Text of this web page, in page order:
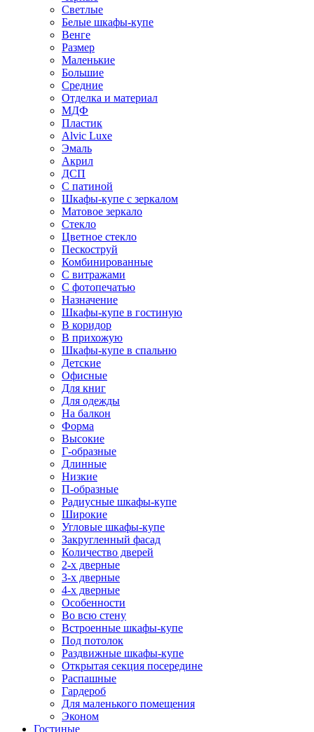
Светлые
Белые шкафы-купе
Венге
Размер
Маленькие
Большие
Средние
Отделка и материал
МДФ
Пластик
Alvic Luxe
Эмаль
Акрил
ДСП
С патиной
Шкафы-купе с зеркалом
Матовое зеркало
Стекло
Цветное стекло
Пескоструй
Комбинированные
С витражами
С фотопечатью
Назначение
Шкафы-купе в гостиную
В коридор
В прихожую
Шкафы-купе в спальню
Детские
Офисные
Для книг
Для одежды
На балкон
Форма
Высокие
Г-образные
Длинные
Низкие
П-образные
Радиусные шкафы-купе
Широкие
Угловые шкафы-купе
Закругленный фасад
Количество дверей
2-х дверные
3-х дверные
4-х дверные
Особенности
Во всю стену
Встроенные шкафы-купе
Под потолок
Раздвижные шкафы-купе
Открытая секция посередине
Распашные
Гардероб
Для маленького помещения
Эконом
Гостиные